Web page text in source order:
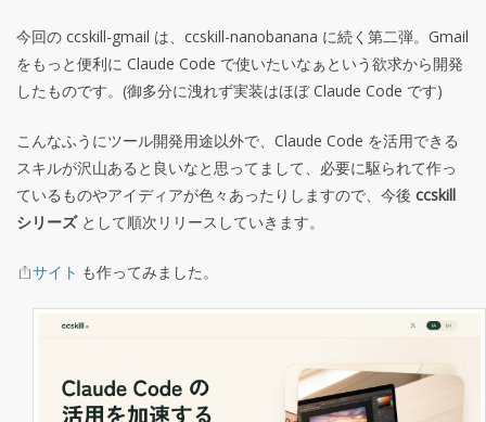
今回の ccskill-gmail は、ccskill-nanobanana に続く第二弾。Gmail
をもっと便利に Claude Code で使いたいなぁという欲求から開発
したものです。(御多分に洩れず実装はほぼ Claude Code です)
こんなふうにツール開発用途以外で、Claude Code を活用できる
スキルが沢山あると良いなと思ってまして、必要に駆られて作っ
ているものやアイディアが色々あったりしますので、今後 ccskill
シリーズとして順次リリースしていきます。
サイト も作ってみました。